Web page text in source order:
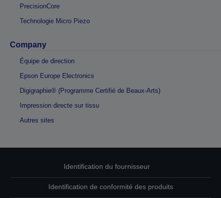
PrecisionCore
Technologie Micro Piezo
Company
Équipe de direction
Epson Europe Electronics
Digigraphie® (Programme Certifié de Beaux-Arts)
Impression directe sur tissu
Autres sites
Identification du fournisseur
Identification de conformité des produits